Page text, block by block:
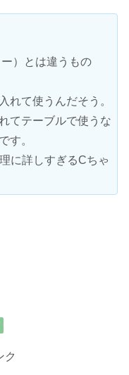
）とは違うもの
れて使うんだそう。
てテーブルで使うな
す。
に詳しすぎるCちゃ
ク